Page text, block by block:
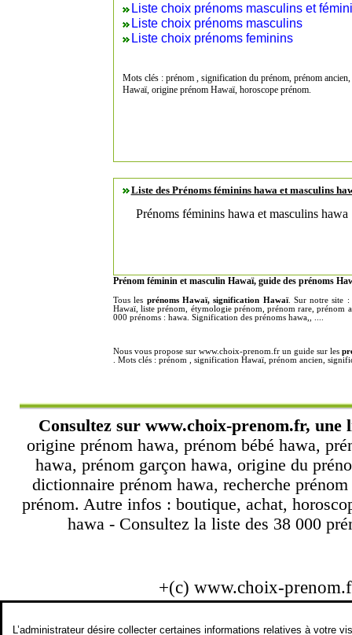
Liste choix prénoms masculins et
Liste choix prénoms masculins
Liste choix prénoms feminins
Mots clés : prénom , signification du prénom, prénom
Hawaï, origine prénom Hawaï, horoscope prénom.
Liste des Prénoms féminins hawa et masculins
Prénoms féminins hawa et masculins
Prénom féminin et masculin Hawaï, guide des prénoms
Tous les prénoms Hawaï, signification Hawaï. Sur notre site :
Hawaï, liste prénom, étymologie prénom, prénom rare, prénom
000 prénoms : hawa. Signification des prénoms hawa,, ....
Nous vous propose sur www.choix-prenom.fr un guide sur les
. Mots clés : prénom , signification Hawaï, prénom ancien,
Consultez sur www.choix-prenom.fr, une
origine prénom hawa, prénom bébé hawa,
hawa, prénom garçon hawa, origine du
dictionnaire prénom hawa, recherche
prénom. Autre infos : boutique, achat,
hawa - Consultez la liste des 38 000
+(c) www.choix-
L’administrateur désire collecter certaines informations relatives à votre